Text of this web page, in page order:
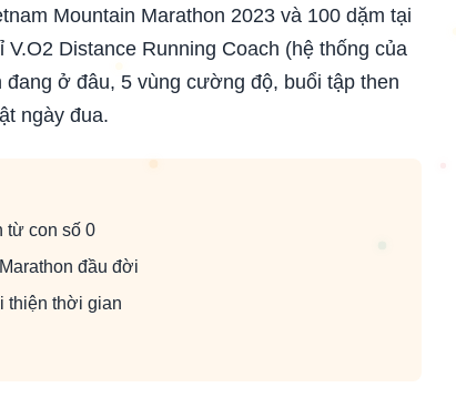
Mountain Marathon 2023 và 100 dặm tại
Distance Running Coach (hệ thống của
ở đâu, 5 vùng cường độ, buổi tập then
ngày đua.
từ con số 0
đầu đời
thiện thời gian